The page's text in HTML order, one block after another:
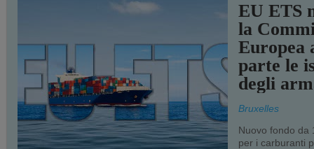
EU ETS
la
Europea
parte le
degli
Bruxelles
Nuovo fondo da
per i carburanti